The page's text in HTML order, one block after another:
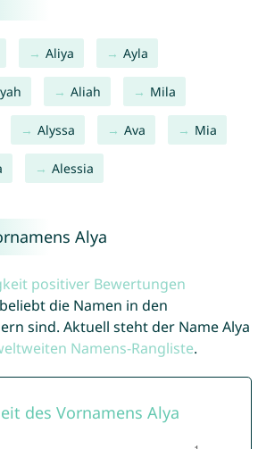
Aliya Ayla
Aliah Mila
Alyssa Ava Mia
Alessia
Alya
positiver Bewertungen
die Namen in den
sind. Aktuell steht der Name Alya
Namens-Rangliste.